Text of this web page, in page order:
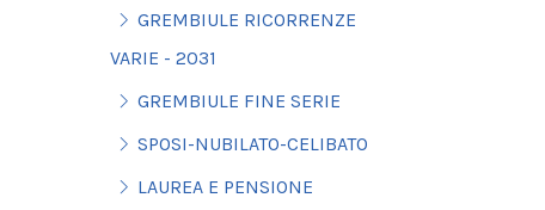
GREMBIULE RICORRENZE
VARIE - 2031
GREMBIULE FINE SERIE
SPOSI-NUBILATO-CELIBATO
LAUREA E PENSIONE